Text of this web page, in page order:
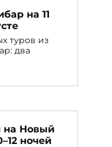
на 11
туров из
два
на Новый
ночей